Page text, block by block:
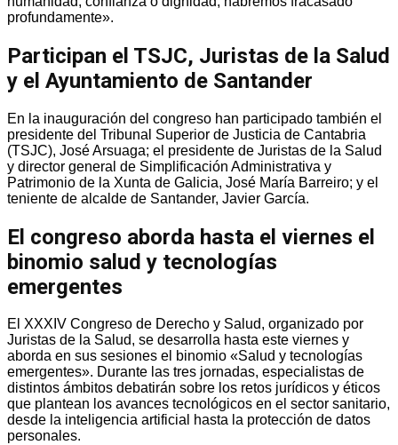
profundamente».
Participan el TSJC, Juristas de la Salud
y el Ayuntamiento de Santander
En la inauguración del congreso han participado también el
presidente del Tribunal Superior de Justicia de Cantabria
(TSJC), José Arsuaga; el presidente de Juristas de la Salud
y director general de Simplificación Administrativa y
Patrimonio de la Xunta de Galicia, José María Barreiro; y el
teniente de alcalde de Santander, Javier García.
El congreso aborda hasta el viernes el
binomio salud y tecnologías
emergentes
El XXXIV Congreso de Derecho y Salud, organizado por
Juristas de la Salud, se desarrolla hasta este viernes y
aborda en sus sesiones el binomio «Salud y tecnologías
emergentes». Durante las tres jornadas, especialistas de
distintos ámbitos debatirán sobre los retos jurídicos y éticos
que plantean los avances tecnológicos en el sector sanitario,
desde la inteligencia artificial hasta la protección de datos
personales.